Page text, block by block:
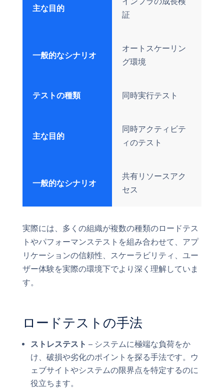
主な目的
証
一般的なシナリオ
オートスケーリン
グ環境
テストの種類 同時実行テスト
主な目的
同時アクティビテ
ィのテスト
一般的なシナリオ
共有リソースアク
セス
実際には、多くの組織が複数の種類のロードテス
トやパフォーマンステストを組み合わせて、アプ
リケーションの信頼性、スケーラビリティ、ユー
ザー体験を実際の環境下でより深く理解していま
す。
ロードテストの手法
ストレステスト – システムに極端な負荷をか
け、破損や劣化のポイントを探る手法です。ウ
ェブサイトやシステムの限界点を特定するのに
役立ちます。